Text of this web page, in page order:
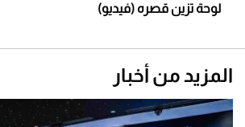
لوحة تزين قصره (فيديو)
المزيد من أخبار